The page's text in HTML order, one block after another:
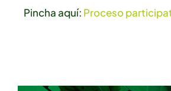
Pincha aquí: Proceso